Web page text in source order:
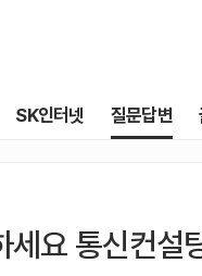
SK인터넷 질문답변
세요 통신컨설